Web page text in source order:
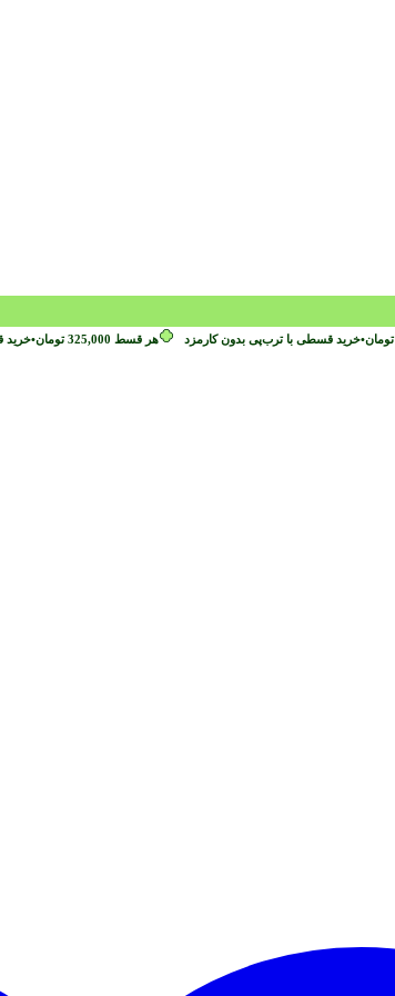
تومان•خرید قسطی با ترب‌پی بدون کارمزد هر قسط 325,000 تومان•خرید